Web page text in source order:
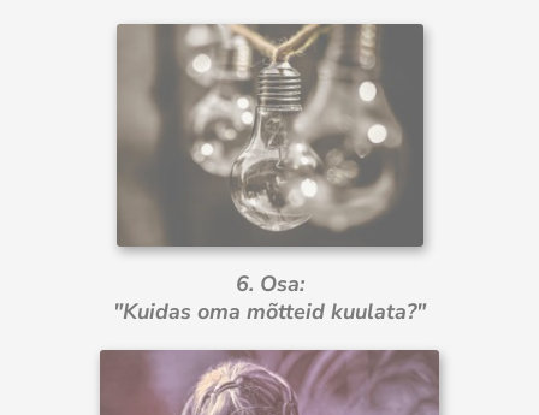
6. Osa:
"Kuidas oma mõtteid kuulata?"